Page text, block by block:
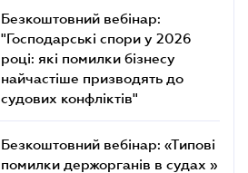
Безкоштовний вебінар:
"Господарські спори у 2026
році: які помилки бізнесу
найчастіше призводять до
судових конфліктів"
Безкоштовний вебінар: «Типові
помилки держорганів в судах »